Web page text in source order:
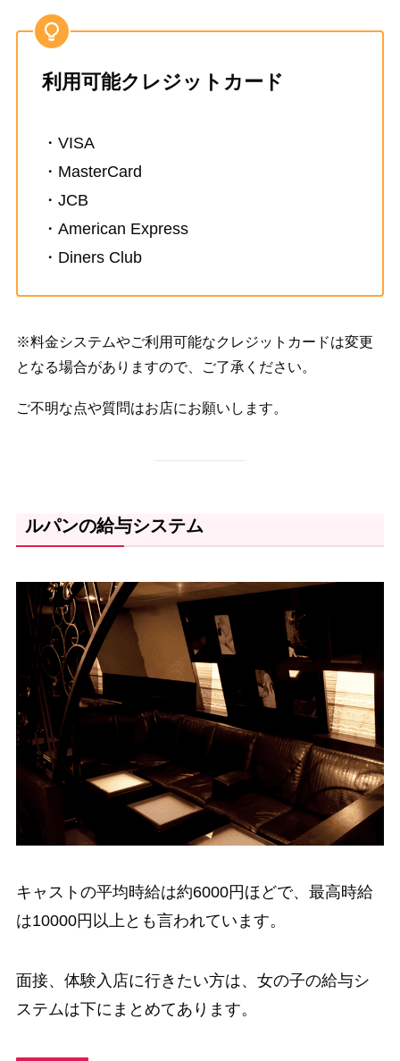
利用可能クレジットカード
・VISA
・MasterCard
・JCB
・American Express
・Diners Club
※料金システムやご利用可能なクレジットカードは変更
となる場合がありますので、ご了承ください。
ご不明な点や質問はお店にお願いします。
ルパンの給与システム
キャストの平均時給は約6000円ほどで、最高時給
は10000円以上とも言われています。
面接、体験入店に行きたい方は、女の子の給与シ
ステムは下にまとめてあります。